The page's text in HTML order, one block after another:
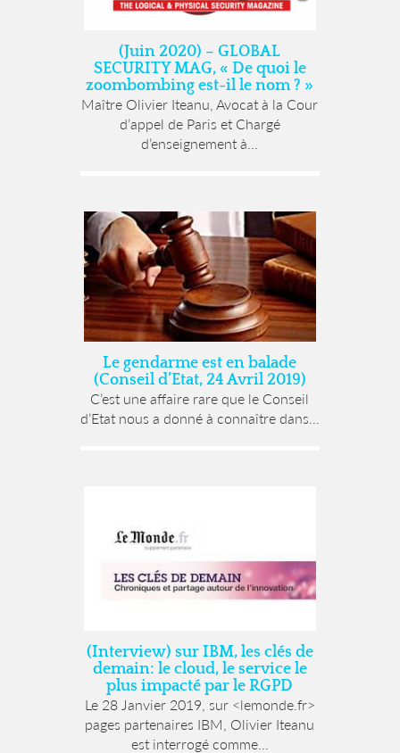
(Juin 2020) – GLOBAL
SECURITY MAG, « De quoi le
zoombombing est-il le nom ? »
Maître Olivier Iteanu, Avocat à la Cour
d’appel de Paris et Chargé
d’enseignement à...
Le gendarme est en balade
(Conseil d’Etat, 24 Avril 2019)
C’est une affaire rare que le Conseil
d’Etat nous a donné à connaître dans...
(Interview) sur IBM, les clés de
demain: le cloud, le service le
plus impacté par le RGPD
Le 28 Janvier 2019, sur <lemonde.fr>
pages partenaires IBM, Olivier Iteanu
est interrogé comme...